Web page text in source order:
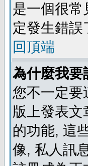
是一個很常
定發生錯誤
回頂端
為什麼我要
您不一定要
版上發表
的功能, 這
像, 私人訊